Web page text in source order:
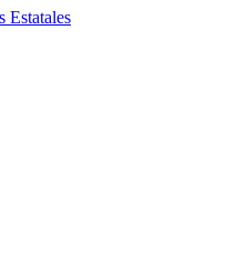
Estatales